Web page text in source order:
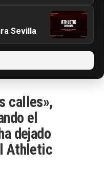
Sevilla
calles»,
el
dejado
Athletic